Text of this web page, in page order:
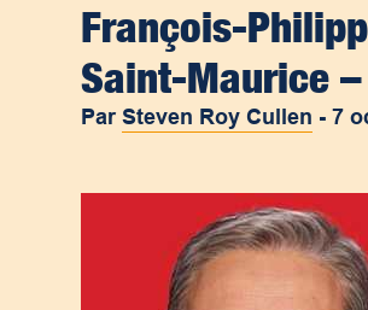
François-
Saint-Maurice
ParSteven Roy Cullen -7